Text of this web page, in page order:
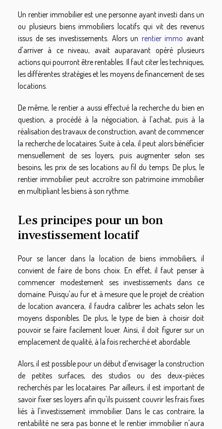
Un rentier immobilier est une personne ayant investi dans un
ou plusieurs biens immobiliers locatifs qui vit des revenus
issus de ses investissements. Alors un rentier immo avant
d'arriver à ce niveau, avait auparavant opéré plusieurs
actions qui pourront être rentables. Il faut citer les techniques,
les différentes stratégies et les moyens de financement de ses
locations.
De même, le rentier a aussi effectué la recherche du bien en
question, a procédé à la négociation, à l'achat, puis à la
réalisation des travaux de construction, avant de commencer
la recherche de locataires. Suite à cela, il peut alors bénéficier
mensuellement de ses loyers, puis augmenter selon ses
besoins, les prix de ses locations au fil du temps. De plus, le
rentier immobilier peut accroître son patrimoine immobilier
en multipliant les biens à son rythme.
Les principes pour un bon
investissement locatif
Pour se lancer dans la location de biens immobiliers, il
convient de faire de bons choix. En effet, il faut penser à
commencer modestement ses investissements dans ce
domaine. Puisqu'au fur et à mesure que le projet de création
de location avancera, il faudra calibrer les achats selon les
moyens disponibles. De plus, le type de bien à choisir doit
pouvoir se faire facilement louer. Ainsi, il doit figurer sur un
emplacement de qualité, à la fois recherché et abordable.
Alors, il est possible pour un début d'envisager la construction
de petites surfaces, des studios ou des deux-pièces
recherchés par les locataires. Par ailleurs, il est important de
savoir fixer ses loyers afin qu'ils puissent couvrir les frais fixes
liés à l'investissement immobilier. Dans le cas contraire, la
rentabilité ne sera pas bonne et le rentier immobilier n'aura